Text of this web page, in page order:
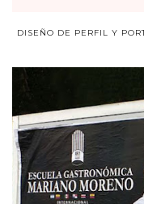
DISEÑO DE PERFIL Y